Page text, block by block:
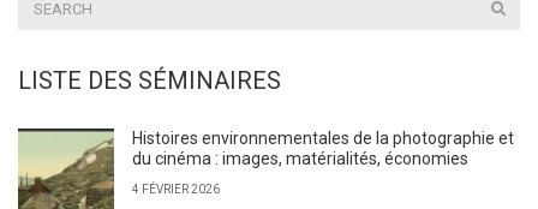
LISTE DES SÉMINAIRES
Histoires environnementales de la photographie et
du cinéma : images, matérialités, économies
4 FÉVRIER 2026